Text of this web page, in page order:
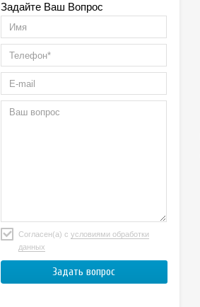
Задайте Ваш Вопрос
Согласен(а) с условиями обработки
данных